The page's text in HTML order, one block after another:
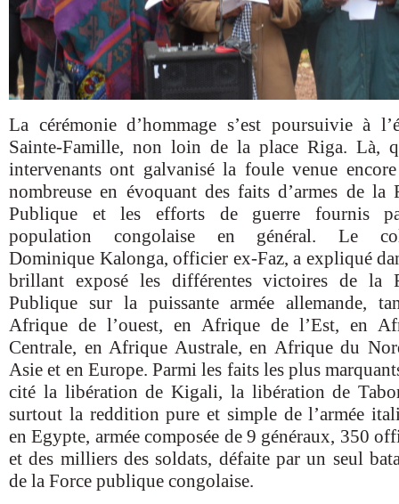
La cérémonie d’hommage s’est poursuivie à
Sainte-Famille, non loin de la place Riga. Là,
intervenants ont galvanisé la foule venue
nombreuse en évoquant des faits d’armes de la
Publique et les efforts de guerre fournis
population congolaise en général. Le
Dominique Kalonga, officier ex-Faz, a expliqué
brillant exposé les différentes victoires de la
Publique sur la puissante armée allemande,
Afrique de l’ouest, en Afrique de l’Est, en
Centrale, en Afrique Australe, en Afrique du
Asie et en Europe. Parmi les faits les plus
cité la libération de Kigali, la libération de
surtout la reddition pure et simple de l’armée
en Egypte, armée composée de 9 généraux, 350
et des milliers des soldats, défaite par un seul
de la Force publique congolaise.